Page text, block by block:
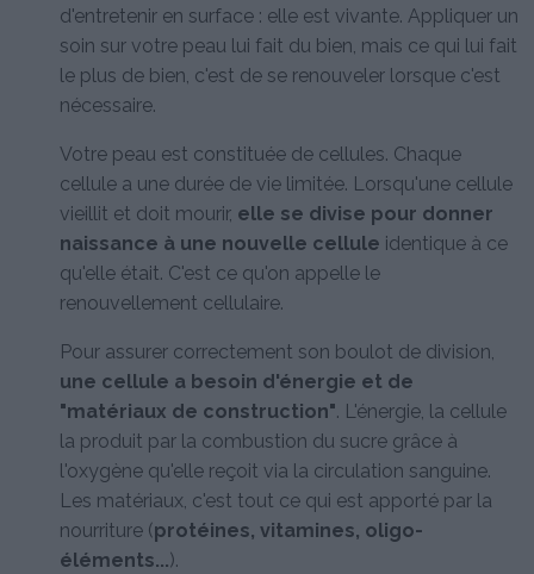
d'entretenir en surface : elle est vivante. Appliquer un
soin sur votre peau lui fait du bien, mais ce qui lui fait
le plus de bien, c'est de se renouveler lorsque c'est
nécessaire.
Votre peau est constituée de cellules. Chaque
cellule a une durée de vie limitée. Lorsqu'une cellule
vieillit et doit mourir, elle se divise pour donner
naissance à une nouvelle cellule identique à ce
qu'elle était. C'est ce qu'on appelle le
renouvellement cellulaire.
Pour assurer correctement son boulot de division,
une cellule a besoin d'énergie et de
"matériaux de construction". L'énergie, la cellule
la produit par la combustion du sucre grâce à
l'oxygène qu'elle reçoit via la circulation sanguine.
Les matériaux, c'est tout ce qui est apporté par la
nourriture (protéines, vitamines, oligo-
éléments...).